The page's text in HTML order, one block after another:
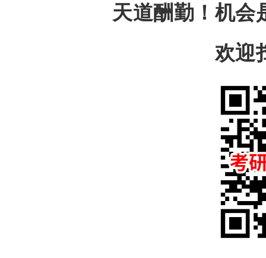
天道酬勤！机会
欢迎